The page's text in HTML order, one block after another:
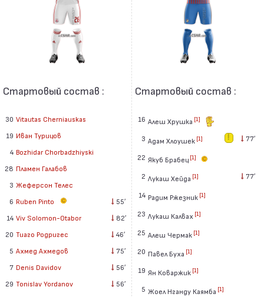
Стартовый состав :
30 Vitautas Cherniauskas
19 Иван Турицов
4 Bozhidar Chorbadzhiyski
28 Пламен Галабов
3 Жеферсон Телес
6 Ruben Pinto 55′
14 Viv Solomon-Otabor
82′
20 Тиаго Родригес
46′
5 Ахмед Ахмедов
75′
7 Denis Davidov
56′
29 Tonislav Yordanov 56′
Стартовый состав :
16 Алеш Хрушка [1]
3 Адам Хлоушек [1] 77′
22 Якуб Брабец [1]
2 Лукаш Хейда [1] 77′
14 Радим Ржезник [1]
23 Лукаш Калвах [1]
25 Алеш Чермак [1]
20 Павел Буха [1]
19 Ян Коваржик [1]
5 Жоел Нганду Каямба [1]